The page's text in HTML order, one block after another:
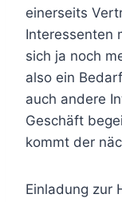
einerseits
Interessenten
sich ja noch
also ein
auch andere
Geschäft
kommt der
Einladung zur